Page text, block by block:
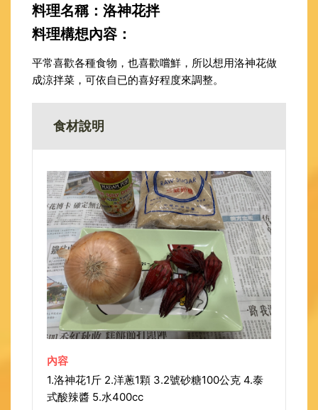
料理名稱：洛神花拌
料理構想內容：
平常喜歡各種食物，也喜歡嚐鮮，所以想用洛神花做
成涼拌菜，可依自已的喜好程度來調整。
食材說明
內容
1.洛神花1斤 2.洋蔥1顆 3.2號砂糖100公克 4.泰
式酸辣醬 5.水400cc